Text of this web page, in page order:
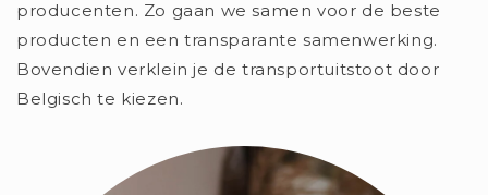
producenten. Zo gaan we samen voor de beste
producten en een transparante samenwerking.
Bovendien verklein je de transportuitstoot door
Belgisch te kiezen.